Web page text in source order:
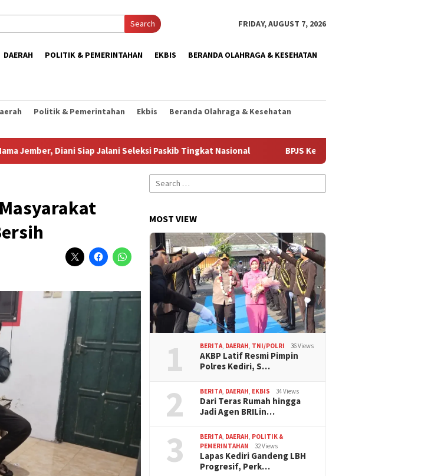
Search FRIDAY, AUGUST 7, 2026
DAERAH POLITIK & PEMERINTAHAN EKBIS BERANDA OLAHRAGA & KESEHATAN
Politik & Pemerintahan Ekbis
Beranda Olahraga & Kesehatan
Diani Siap Jalani Seleksi Paskib Tingkat Nasional BPJS Kesehatan Kediri Gandeng Media,
Search
for:
MOST VIEW
1 BERITA DAERAH TNI/POLRI 36 Views
AKBP Latif Resmi Pimpin
Polres Kediri, S…
2 BERITA DAERAH EKBIS 34 Views
Dari Teras Rumah hingga
Jadi Agen BRILin…
3 BERITA DAERAH POLITIK &
PEMERINTAHAN
32 Views
Lapas Kediri Gandeng LBH
Progresif, Perk…